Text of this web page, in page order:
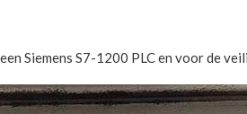
Siemens S7-1200 PLC en voor de